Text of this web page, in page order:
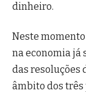
dinheiro.
Neste
na economia já
das resoluções
âmbito dos três